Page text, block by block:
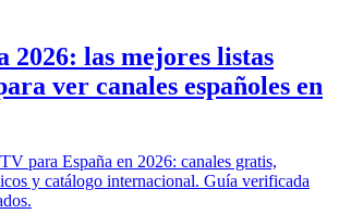
2026: las mejores listas
ver canales españoles en
para España en 2026: canales gratis,
y catálogo internacional. Guía verificada